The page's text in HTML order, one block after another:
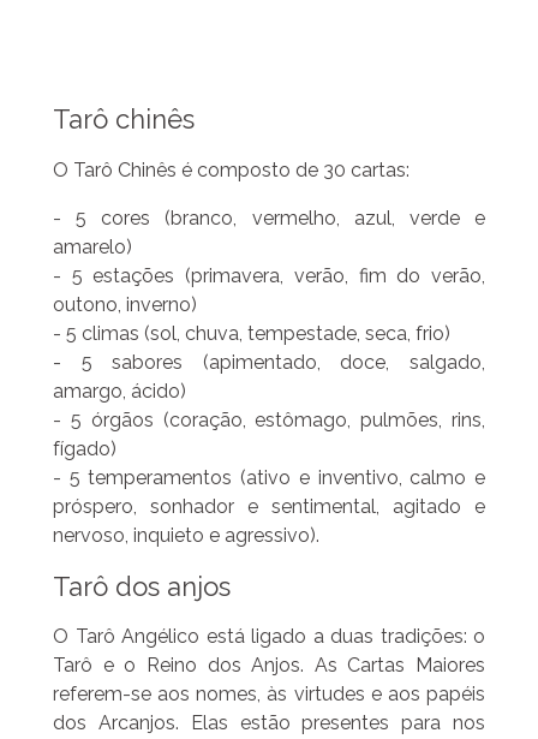
Tarô chinês
O Tarô Chinês é composto de 30 cartas:
- 5 cores (branco, vermelho, azul, verde e
amarelo)
- 5 estações (primavera, verão, fim do verão,
outono, inverno)
- 5 climas (sol, chuva, tempestade, seca, frio)
- 5 sabores (apimentado, doce, salgado,
amargo, ácido)
- 5 órgãos (coração, estômago, pulmões, rins,
fígado)
- 5 temperamentos (ativo e inventivo, calmo e
próspero, sonhador e sentimental, agitado e
nervoso, inquieto e agressivo).
Tarô dos anjos
O Tarô Angélico está ligado a duas tradições: o
Tarô e o Reino dos Anjos. As Cartas Maiores
referem-se aos nomes, às virtudes e aos papéis
dos Arcanjos. Elas estão presentes para nos